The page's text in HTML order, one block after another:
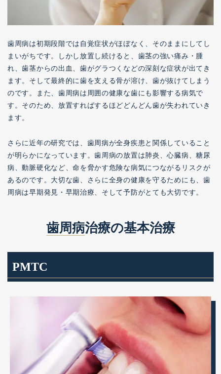
歯周病は初期段階では自覚症状がほぼなく、そのままにしてし
まいがちです。しかし放置し続けると、歯茎の強い痛み・腫
れ、歯茎からの出血、歯がグラつくなどの深刻な症状が出てき
ます。そして最終的に歯を支える骨が溶け、歯が抜けてしまう
のです。また、歯周病は周囲の健康な歯にも影響する病気で
す。そのため、放置すればするほどどんどん歯が失われていき
ます。
さらに近年の研究では、歯周病が全身疾患と関係していること
が明らかになっています。歯周病の放置は肺炎、心臓病、糖尿
病、動脈硬化など、命を脅かす危険な病気につながるリスクが
あるのです。大切な歯、さらに全身の健康を守るためにも、歯
周病は早期発見・早期治療、そして予防がとても大切です。
歯周病治療の基本治療
PMTC